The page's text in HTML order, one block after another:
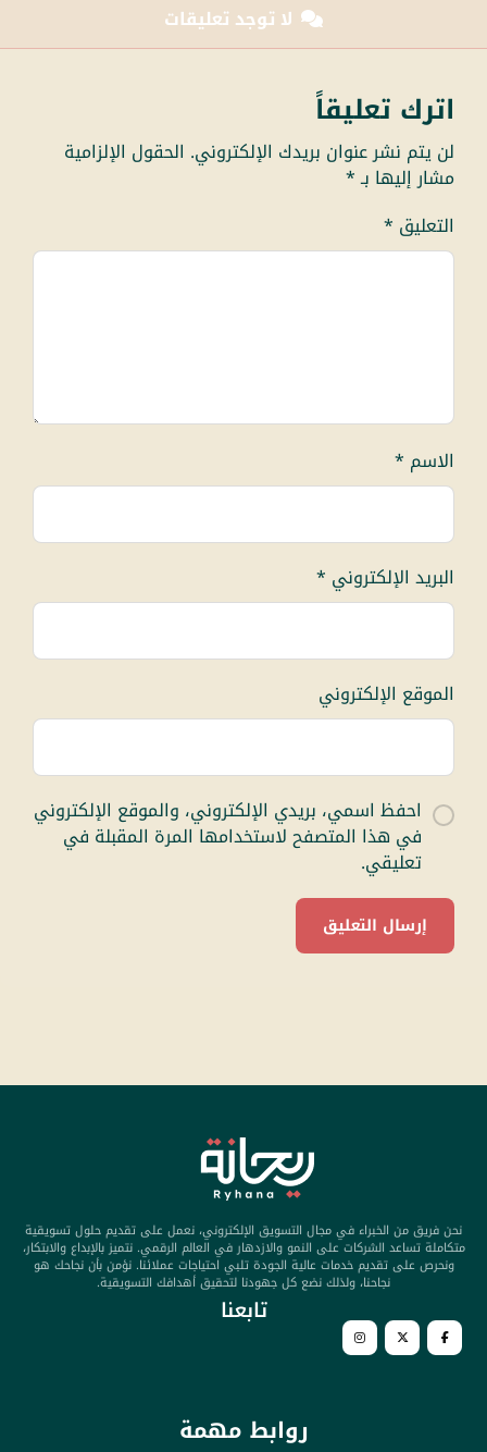
لا توجد تعليقات
اترك تعليقاً
لن يتم نشر عنوان بريدك الإلكتروني. الحقول الإلزامية
مشار إليها بـ*
التعليق *
الاسم *
البريد الإلكتروني *
الموقع الإلكتروني
احفظ اسمي، بريدي الإلكتروني، والموقع الإلكتروني
في هذا المتصفح لاستخدامها المرة المقبلة في
تعليقي.
نحن فريق من الخبراء في مجال التسويق الإلكتروني، نعمل على تقديم حلول تسويقية
متكاملة تساعد الشركات على النمو والازدهار في العالم الرقمي. نتميز بالإبداع والابتكار،
ونحرص على تقديم خدمات عالية الجودة تلبي احتياجات عملائنا. نؤمن بأن نجاحك هو
نجاحنا، ولذلك نضع كل جهودنا لتحقيق أهدافك التسويقية.
تابعنا​
روابط مهمة